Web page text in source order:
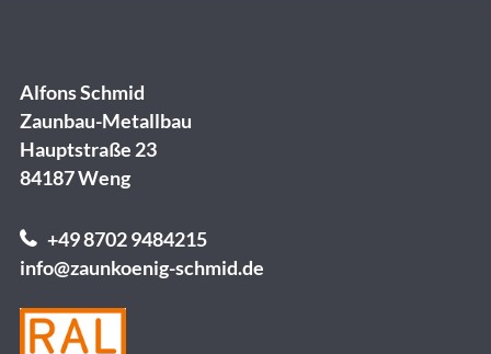
Alfons Schmid
Zaunbau-Metallbau
Hauptstraße 23
84187 Weng
+49 8702 9484215
info@zaunkoenig-schmid.de